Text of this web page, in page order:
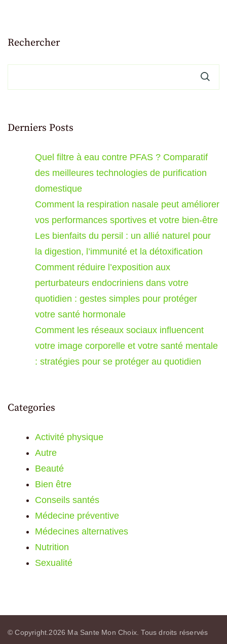
Rechercher
Derniers Posts
Quel filtre à eau contre PFAS ? Comparatif
des meilleures technologies de purification
domestique
Comment la respiration nasale peut améliorer
vos performances sportives et votre bien-être
Les bienfaits du persil : un allié naturel pour
la digestion, l’immunité et la détoxification
Comment réduire l’exposition aux
perturbateurs endocriniens dans votre
quotidien : gestes simples pour protéger
votre santé hormonale
Comment les réseaux sociaux influencent
votre image corporelle et votre santé mentale
: stratégies pour se protéger au quotidien
Categories
Activité physique
Autre
Beauté
Bien être
Conseils santés
Médecine préventive
Médecines alternatives
Nutrition
Sexualité
© Copyright.2026 Ma Sante Mon Choix . Tous droits réservés